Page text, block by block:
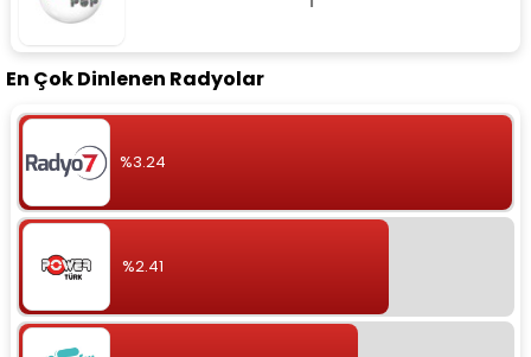
En Çok Dinlenen Radyolar
%3.24
%2.41